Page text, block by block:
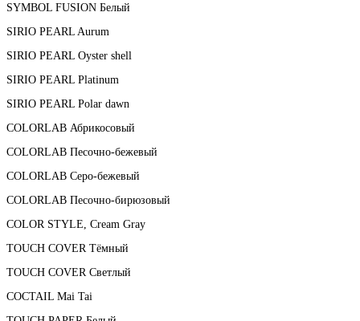
SYMBOL FUSION Белый
SIRIO PEARL Aurum
SIRIO PEARL Oyster shell
SIRIO PEARL Platinum
SIRIO PEARL Polar dawn
COLORLAB Абрикосовый
COLORLAB Песочно-бежевый
COLORLAB Серо-бежевый
COLORLAB Песочно-бирюзовый
COLOR STYLE, Cream Gray
TOUCH COVER Тёмный
TOUCH COVER Светлый
COCTAIL Mai Tai